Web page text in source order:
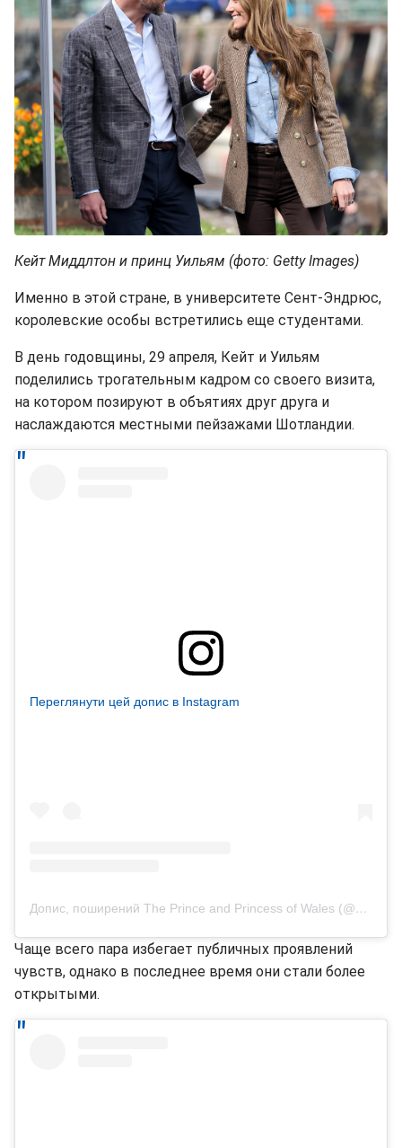
Кейт Миддлтон и принц Уильям (фото: Getty Images)
Именно в этой стране, в университете Сент-Эндрюс,
королевские особы встретились еще студентами.
В день годовщины, 29 апреля, Кейт и Уильям
поделились трогательным кадром со своего визита,
на котором позируют в объятиях друг друга и
наслаждаются местными пейзажами Шотландии.
Переглянути цей допис в Instagram
Допис, поширений The Prince and Princess of Wales (@princeandprincessofwales)
Чаще всего пара избегает публичных проявлений
чувств, однако в последнее время они стали более
открытыми.